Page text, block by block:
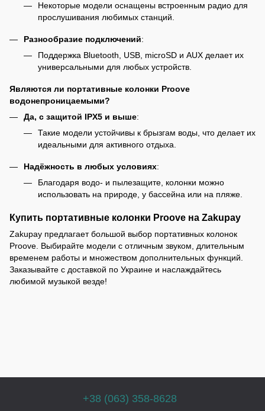
Некоторые модели оснащены встроенным радио для
прослушивания любимых станций.
Разнообразие подключений:
Поддержка Bluetooth, USB, microSD и AUX делает их
универсальными для любых устройств.
Являются ли портативные колонки Proove
водонепроницаемыми?
Да, с защитой IPX5 и выше:
Такие модели устойчивы к брызгам воды, что делает их
идеальными для активного отдыха.
Надёжность в любых условиях:
Благодаря водо- и пылезащите, колонки можно
использовать на природе, у бассейна или на пляже.
Купить портативные колонки Proove на Zakupay
Zakupay предлагает большой выбор портативных колонок
Proove. Выбирайте модели с отличным звуком, длительным
временем работы и множеством дополнительных функций.
Заказывайте с доставкой по Украине и наслаждайтесь
любимой музыкой везде!
+38 (063) 358-8628